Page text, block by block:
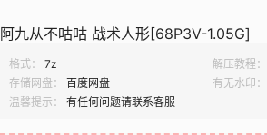
阿九从不咕咕 战术人形[68P3V-1.05G]
格式： 7z 解压教程：
存储网盘：
百度网盘 有无水印：
温馨提示：
有任何问题请联系客服